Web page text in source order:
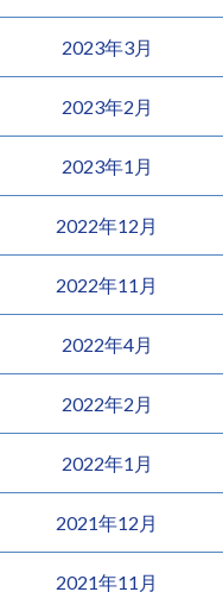
2023年3月
2023年2月
2023年1月
2022年12月
2022年11月
2022年4月
2022年2月
2022年1月
2021年12月
2021年11月